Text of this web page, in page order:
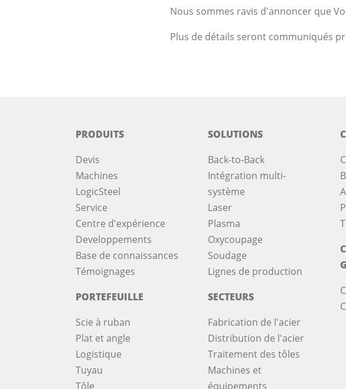
Nous sommes ravis d'annoncer que
Plus de détails seront communiqués
PRODUITS
Devis
Machines
LogicSteel
Service
Centre d'expérience
Developpements
Base de connaissances
Témoignages
PORTEFEUILLE
Scie à ruban
Plat et angle
Logistique
Tuyau
Tôle
SOLUTIONS
Back-to-Back
Intégration multi-
système
Laser
Plasma
Oxycoupage
Soudage
Lignes de production
SECTEURS
Fabrication de l'acier
Distribution de l'acier
Traitement des tôles
Machines et
équipements